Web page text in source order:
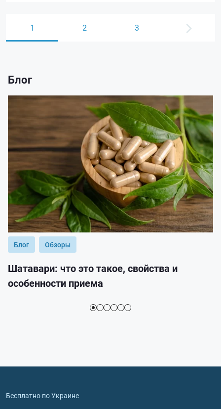
1 2 3
Блог
Блог Обзоры
Шатавари: что это такое, свойства и
особенности приема
Бесплатно по Украине